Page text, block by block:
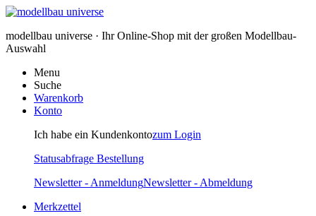
modellbau universe · Ihr Online-Shop mit der großen Modellbau-
Auswahl
Menu
Suche
Warenkorb
Konto
Ich habe ein Kundenkontozum Login
Statusabfrage Bestellung
Newsletter - AnmeldungNewsletter - Abmeldung
Merkzettel